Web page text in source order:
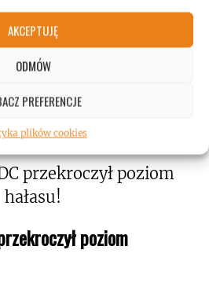
AKCEPTUJĘ
ODMÓW
PREFERENCJE
plików cookies
pasji do maszyn
poziom